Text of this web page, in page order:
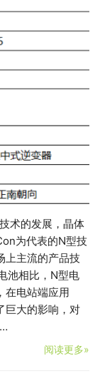
的发展，晶体
为代表的N型技
上主流的产品技
池相比，N型电
在电站端应用
巨大的影响，对
阅读更多»